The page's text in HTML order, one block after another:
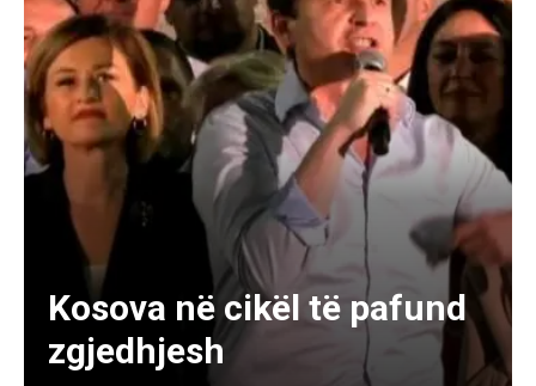
Kosova në cikël të pafund
zgjedhjesh